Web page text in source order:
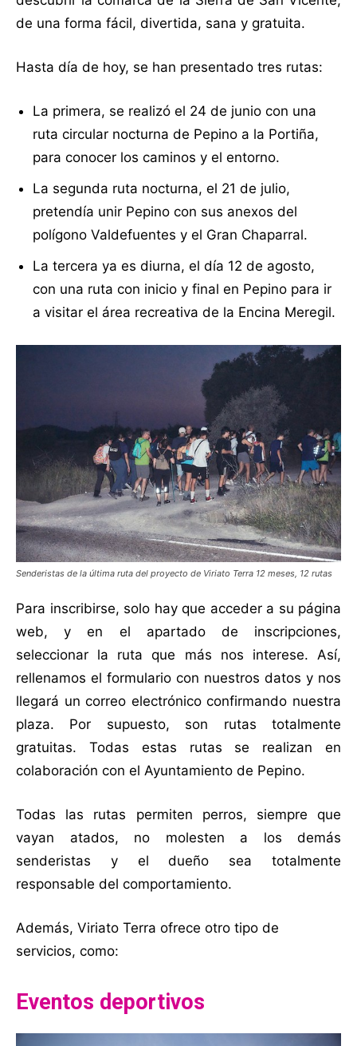
de una forma fácil, divertida, sana y gratuita.
Hasta día de hoy, se han presentado tres rutas:
La primera, se realizó el 24 de junio con una
ruta circular nocturna de Pepino a la Portiña,
para conocer los caminos y el entorno.
La segunda ruta nocturna, el 21 de julio,
pretendía unir Pepino con sus anexos del
polígono Valdefuentes y el Gran Chaparral.
La tercera ya es diurna, el día 12 de agosto,
con una ruta con inicio y final en Pepino para ir
a visitar el área recreativa de la Encina Meregil.
Senderistas de la última ruta del proyecto de Viriato Terra 12 meses, 12 rutas
Para inscribirse, solo hay que acceder a su página
web, y en el apartado de inscripciones,
seleccionar la ruta que más nos interese. Así,
rellenamos el formulario con nuestros datos y nos
llegará un correo electrónico confirmando nuestra
plaza. Por supuesto, son rutas totalmente
gratuitas. Todas estas rutas se realizan en
colaboración con el Ayuntamiento de Pepino.
Todas las rutas permiten perros, siempre que
vayan atados, no molesten a los demás
senderistas y el dueño sea totalmente
responsable del comportamiento.
Además, Viriato Terra ofrece otro tipo de
servicios, como:
Eventos deportivos